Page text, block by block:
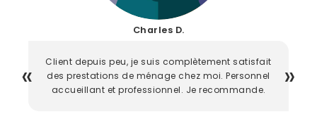
Charles D.
Client depuis peu, je suis complètement satisfait
des prestations de ménage chez moi. Personnel
accueillant et professionnel. Je recommande.